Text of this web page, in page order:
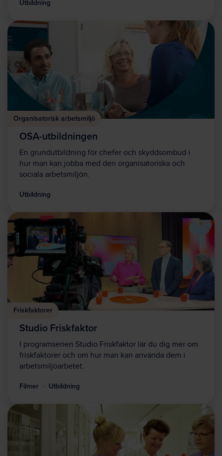
Utbildning
Organisatorisk arbetsmiljö
OSA-utbildningen
En grundutbildning för chefer och skyddsombud i
hur man kan jobba med den organisatoriska och
sociala arbetsmiljön.
Utbildning
Friskfaktorer
Studio Friskfaktor
I programserien Studio Friskfaktor lär du dig mer om
friskfaktorer och om hur man kan använda dem i
arbetsmiljöarbetet.
Filmer Utbildning